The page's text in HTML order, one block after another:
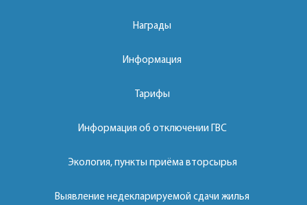
Награды
Информация
Тарифы
Информация об отключении ГВС
Экология, пункты приёма вторсырья
Выявление недекларируемой сдачи жилья